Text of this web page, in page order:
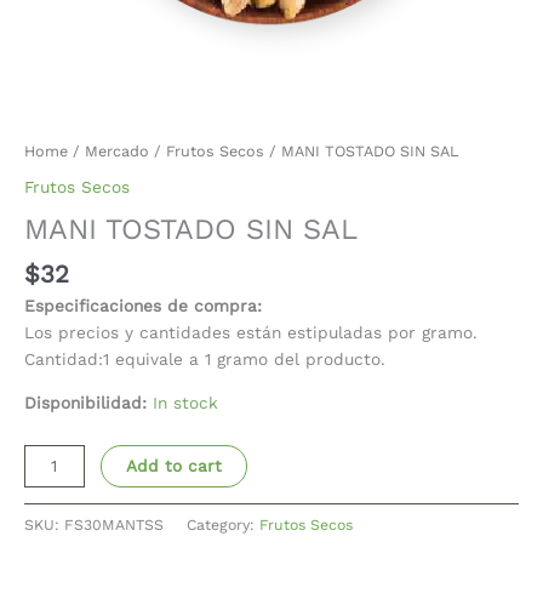
Home / Mercado / Frutos Secos / MANI TOSTADO SIN SAL
Frutos Secos
MANI TOSTADO SIN SAL
$32
Especificaciones de compra:
Los precios y cantidades están estipuladas por gramo.
Cantidad:1 equivale a 1 gramo del producto.
Disponibilidad: In stock
Add to cart
SKU: FS30MANTSS Category: Frutos Secos